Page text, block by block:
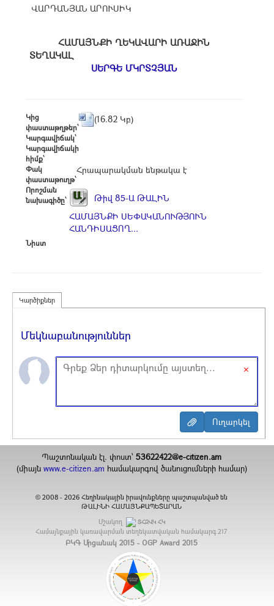
ՎԱՐԴԱՆՅԱՆ ԱՐՈՒՍԻԿ
ՀԱՄԱՅՆՔԻ ՂԵԿԱՎԱՐԻ ԱՌԱՋԻՆ
ՏԵՂԱԿԱԼ
ՍԵՐԳԵ ՄԿՐՏՉՅԱՆ
Կից
փաստաթղթեր՝
(16.82 Կբ)
Կարգավիճակ՝
Կարգավիճակի
հիմք՝
Փակ
փաստաթուղթ՝
Հրապարակման ենթակա է
Որոշման
նախագիծը՝
Թիվ 85-Ա ԹԱԼԻՆ
ՀԱՄԱՅՆՔԻ ՍԵՓԱԿԱՆՈՒԹՅՈՒՆ
ՀԱՆԴԻՍԱՑՈՂ...
Նիստ
Կարծիքներ
Մեկնաբանություններ
×
Պաշտոնական էլ. փոստ`53622422@e-citizen.am
(միայն www.e-citizen.am համակարգով ծանուցումների համար)
© 2008 -2026 Հեղինակային իրավունքները պաշտպանված են
ԹԱԼԻՆԻ ՀԱՄԱՅՆՔԱՊԵՏԱՐԱՆ
Մշակող
ՏՀԶՎԿ ՀԿ
Համայնքային կառավարման տեղեկատվական համակարգ 217
ԲԿԳ Մրցանակ 2015 - OGP Award 2015